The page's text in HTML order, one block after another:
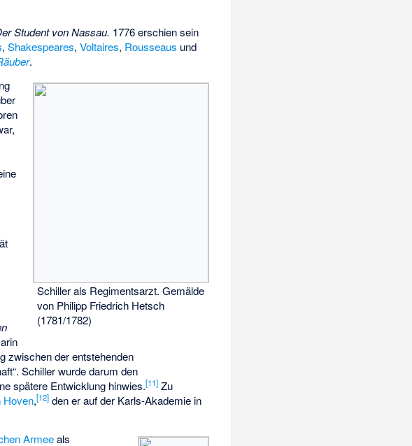
Student von Nassau. 1776 erschien sein
,Shakespeares,Voltaires, Rousseaus und
.
Schiller als Regimentsarzt. Gemälde
von Philipp Friedrich Hetsch
(1781/1782)
zwischen der entstehenden
Schiller wurde darum den
spätere Entwicklung hinwies.[11] Zu
Hoven,[12] den er auf der Karls-Akademie in
Armeeals